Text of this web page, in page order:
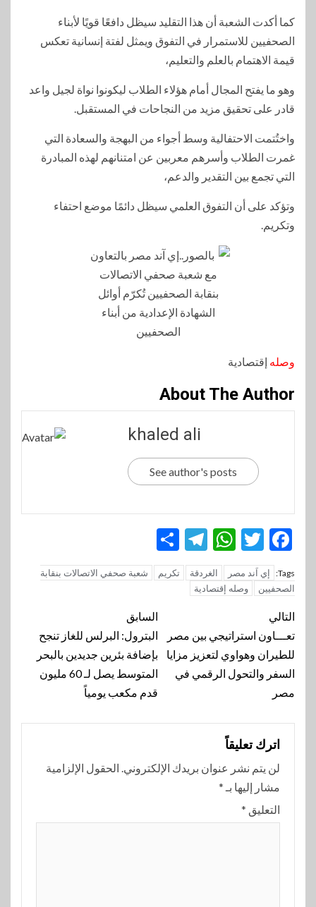
كما أكدت الشعبة أن هذا التقليد سيظل دافعًا قويًا لأبناء
الصحفيين للاستمرار في التفوق ويمثل لفتة إنسانية تعكس
قيمة الاهتمام بالعلم والتعليم،
وهو ما يفتح المجال أمام هؤلاء الطلاب ليكونوا نواة لجيل واعد
قادر على تحقيق مزيد من النجاحات في المستقبل.
واختُتمت الاحتفالية وسط أجواء من البهجة والسعادة التي
غمرت الطلاب وأسرهم معربين عن امتنانهم لهذه المبادرة
التي تجمع بين التقدير والدعم،
وتؤكد على أن التفوق العلمي سيظل دائمًا موضع احتفاء
وتكريم.
وصله إقتصادية
About The Author
khaled ali
See author's posts
Facebook
Twitter
WhatsApp
Telegram
Tags: إي اَند مصر الغردقة تكريم
شعبة صحفي الاتصالات بنقابة
الصحفيين
وصله إقتصادية
تنقل
المقالة
السابق
البترول: البرلس للغاز تنجح
بإضافة بئرين جديدين بالبحر
المتوسط يصل لـ 60 مليون
قدم مكعب يومياً
التالي
تعـــاون استراتيجي بين مصر
للطيران وهواوي لتعزيز مزايا
السفر والتحول الرقمي في
مصر
اترك تعليقاً
لن يتم نشر عنوان بريدك الإلكتروني. الحقول الإلزامية
مشار إليها بـ *
التعليق *